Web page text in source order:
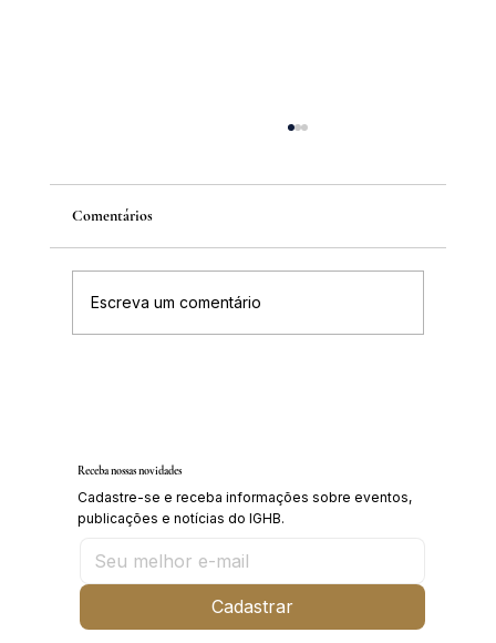
Comentários
Escreva um comentário
Receba nossas novidades
Cadastre-se e receba informações sobre eventos,
publicações e notícias do IGHB.
Cadastrar